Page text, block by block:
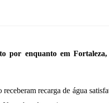
por enquanto em
recarga de água